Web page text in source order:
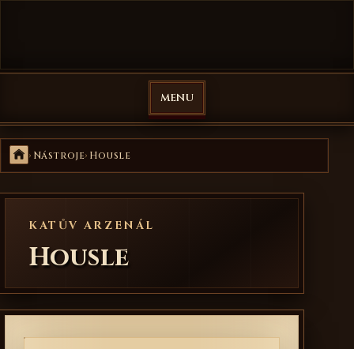
MENU
Domů
Nástroje Housle
KATŮV ARZENÁL
Housle